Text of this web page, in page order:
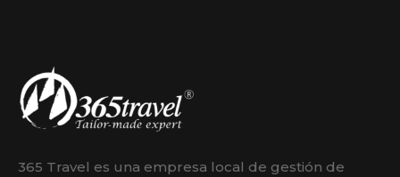
365 Travel es una empresa local de gestión de